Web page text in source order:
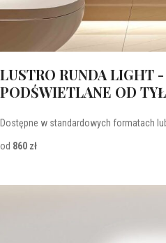
LUSTRO RUNDA LIGHT
PODŚWIETLANE OD
Dostępne w standardowych formatach
od 860 zł